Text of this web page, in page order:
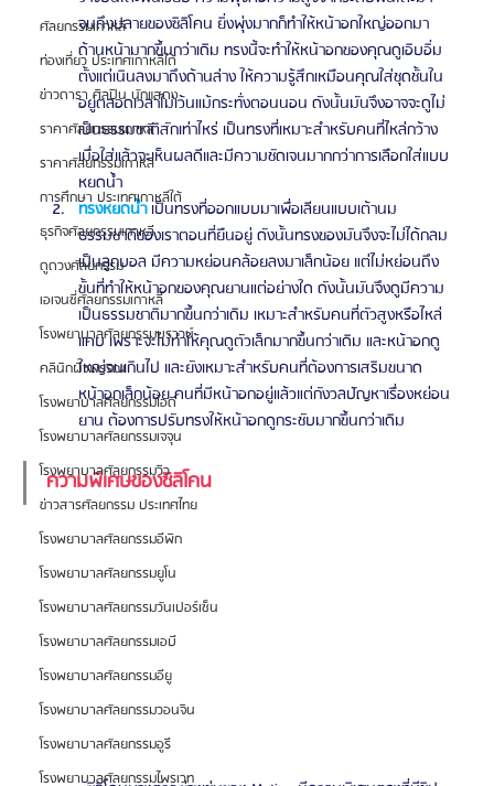
ศัลยกรรมเกาหลี
ท่องเที่ยว ประเทศเกาหลีใต้
ข่าวดารา ศิลปิน นักแสดง
ราคาศัลยกรรมเกาหลี
ราคาศัลยกรรมเกาหลี
การศึกษา ประเทศเกาหลีใต้
ธุรกิจศัลยกรรมเกาหลี
ดูดวงศัลยกรรม
เอเจนซี่ศัลยกรรมเกาหลี
โรงพยาบาลศัลยกรรมบราวน์
คลินิกผิวพรรณ
โรงพยาบาลศัลยกรรมไอดี
โรงพยาบาลศัลยกรรมเจจุน
โรงพยาบาลศัลยกรรมวิว
ข่าวสารศัลยกรรม ประเทศไทย
โรงพยาบาลศัลยกรรมอีพิก
โรงพยาบาลศัลยกรรมยูโน
โรงพยาบาลศัลยกรรมวันเปอร์เซ็น
โรงพยาบาลศัลยกรรมเอบี
โรงพยาบาลศัลยกรรมอียู
โรงพยาบาลศัลยกรรมวอนจิน
โรงพยาบาลศัลยกรรมอูรี
โรงพยาบาลศัลยกรรมไพรเวท
จนถึงปลายของซิลิโคน ยิ่งพุ่งมากก็ทำให้หน้าอกใหญ่ออกมา
ด้านหน้ามากขึ้นกว่าเดิม ทรงนี้จะทำให้หน้าอกของคุณดูเอิบอิ่ม
ตั้งแต่เนินลงมาถึงด้านล่าง ให้ความรู้สึกเหมือนคุณใส่ชุดชั้นใน
อยู่ตลอดเวลาไม่เว้นแม้กระทั่งตอนนอน ดังนั้นมันจึงอาจจะดูไม่
เป็นธรรมชาติสักเท่าไหร่ เป็นทรงที่เหมาะสำหรับคนที่ไหล่กว้าง
เมื่อใส่แล้วจะเห็นผลดีและมีความชัดเจนมากกว่าการเลือกใส่แบบ
หยดน้ำ
ทรงหยดน้ำ เป็นทรงที่ออกแบบมาเพื่อเลียนแบบเต้านม
ธรรมชาติของเราตอนที่ยืนอยู่ ดังนั้นทรงของมันจึงจะไม่ได้กลม
เป็นลูกบอล มีความหย่อนคล้อยลงมาเล็กน้อย แต่ไม่หย่อนถึง
ขั้นที่ทำให้หน้าอกของคุณยานแต่อย่างใด ดังนั้นมันจึงดูมีความ
เป็นธรรมชาติมากขึ้นกว่าเดิม เหมาะสำหรับคนที่ตัวสูงหรือไหล่
แคบ เพราะจะไม่ทำให้คุณดูตัวเล็กมากขึ้นกว่าเดิม และหน้าอกดู
ใหญ่จนเกินไป และยังเหมาะสำหรับคนที่ต้องการเสริมขนาด
หน้าอกเล็กน้อย คนที่มีหน้าอกอยู่แล้วแต่กังวลปัญหาเรื่องหย่อน
ยาน ต้องการปรับทรงให้หน้าอกดูกระชับมากขึ้นกว่าเดิม
ความพิเศษของซิลิโคน